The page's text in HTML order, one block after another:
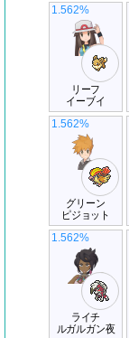
リーフ
イーブイ
1.562%
グリーン
ピジョット
1.562%
ライチ
ルガルガン夜
1.562%